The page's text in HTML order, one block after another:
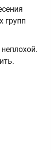
групп